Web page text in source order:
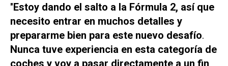
"Estoy dando el salto a la Fórmula 2, así que
necesito entrar en muchos detalles y
prepararme bien para este nuevo desafío.
Nunca tuve experiencia en esta categoría de
coches y voy a pasar directamente a un fin